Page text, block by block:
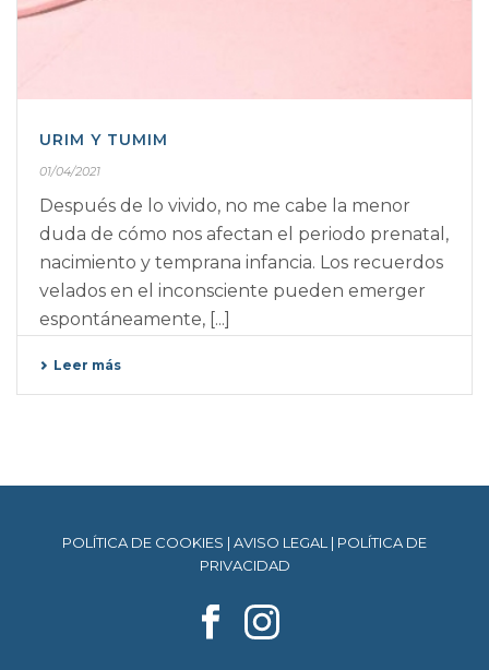
URIM Y TUMIM
01/04/2021
Después de lo vivido, no me cabe la menor
duda de cómo nos afectan el periodo prenatal,
nacimiento y temprana infancia. Los recuerdos
velados en el inconsciente pueden emerger
espontáneamente, [...]
Leer más
POLÍTICA DE COOKIES | AVISO LEGAL | POLÍTICA DE
PRIVACIDAD